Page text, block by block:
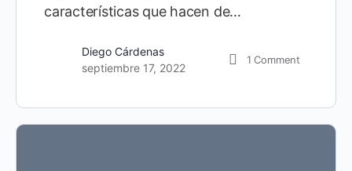
características que hacen de…
Diego Cárdenas
septiembre 17, 2022
1Comment